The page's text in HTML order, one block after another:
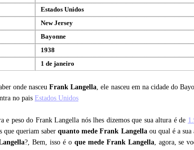
Estados Unidos
New Jersey
Bayonne
1938
1 de janeiro
onde nasceuFrank Langella, ele nasceu em na cidade do
no pais Estados Unidos
e peso do Frank Langella nós lhes dizemos que sua altura é de
que queriam saberquanto mede Frank Langellaou qual é a sua
?, Bem, isso é o que mede Frank Langella, agora, se